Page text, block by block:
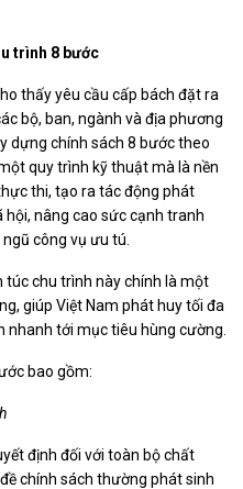
trình 8 bước
thấy yêu cầu cấp bách đặt ra
bộ, ban, ngành và địa phương
dựng chính sách 8 bước theo
quy trình kỹ thuật mà là nền
thi, tạo ra tác động phát
hội, nâng cao sức cạnh tranh
công vụ ưu tú.
túc chu trình này chính là một
giúp Việt Nam phát huy tối đa
tới mục tiêu hùng cường.
bao gồm:
định đối với toàn bộ chất
chính sách thường phát sinh